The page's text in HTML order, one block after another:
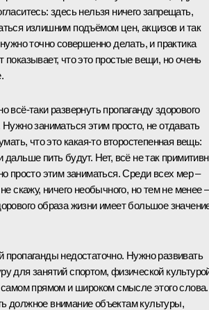
здесь нельзя ничего запрещать,
излишним подъёмом цен, акцизов и так
точно совершенно делать, и практика
показывает, что это простые вещи, но очень
всё-таки развернуть пропаганду здорового
заниматься этим просто, не отдавать
что это какая-то второстепенная вещь:
дальше пить будут. Нет, всё не так
просто этим заниматься. Среди всех мер –
не скажу, ничего необычного, но тем не менее –
образа жизни имеет большое
пропаганды недостаточно. Нужно развивать
для занятий спортом, физической
самом прямом и широком смысле этого слова.
должное внимание объектам культуры,